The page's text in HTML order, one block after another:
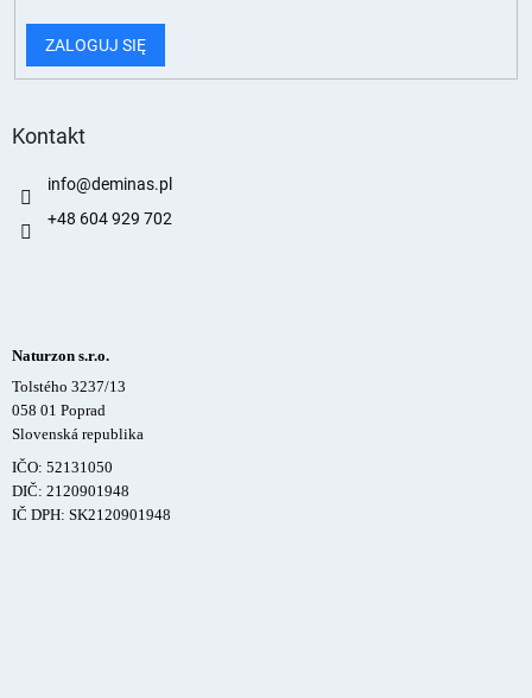
ZALOGUJ SIĘ
Kontakt
info@deminas.pl
+48 604 929 702
Naturzon s.r.o.
Tolstého 3237/13
058 01 Poprad
Slovenská republika
IČO: 52131050
DIČ: 2120901948
IČ DPH: SK2120901948